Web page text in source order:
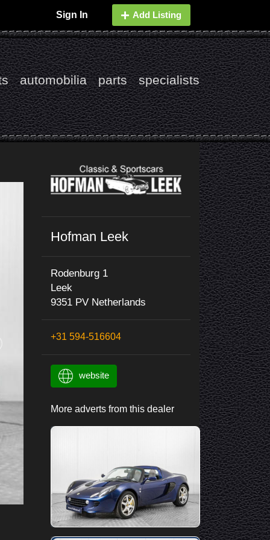
Sign In Add Listing
automobilia parts specialists
Hofman Leek
Rodenburg 1
Leek
9351 PV Netherlands
+31 594-516604
website
More adverts from this dealer